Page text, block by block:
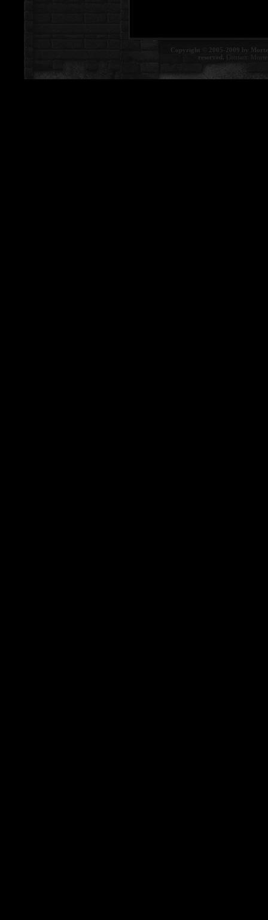
Copyright © 2005-2009 by
reserved. Contact: